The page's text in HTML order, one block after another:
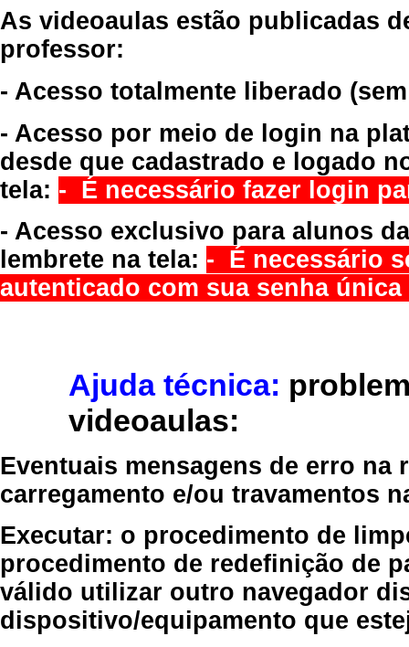
As videoaulas estão publicadas
professor:
- Acesso totalmente liberado
- Acesso por meio de login na
desde que cadastrado e logado
tela: - É necessário fazer login
- Acesso exclusivo para alunos
lembrete na tela: - É necessário
autenticado com sua senha
Ajuda técnica:
videoaulas:
Eventuais mensagens de erro
carregamento e/ou travamentos
Executar: o procedimento de
procedimento de redefinição de
válido utilizar outro navegador
dispositivo/equipamento que